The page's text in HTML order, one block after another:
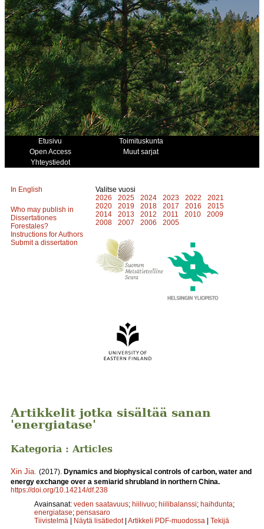
Etusivu
Toimituskunta
Open Access
Muut sarjat
Yhteystiedot
In English
Who may publish in
Dissertationes
Forestales?
Instructions for Authors
Submit a dissertation
Valitse vuosi
2026
2025 2024 2023 2022
2021
2020
2019 2018 2017 2016
2015
2014
2013 2012 2011 2010
2009
2008
2007 2006 2005
Artikkelit jotka sisältää sanan
'energiatase'
Kategoria : Articles
Xin Jia (2017). Dynamics and biophysical controls of carbon, water and
energy exchange over a semiarid shrubland in northern China.
https://doi.org/10.14214/df.238
Avainsanat: veden saatavuus; hiilivuo; hiilibalanssi; haihdunta;
energiatase; pensasaro
Tiivistelmä | Näytä lisätiedot | Artikkeli PDF-muodossa | Tekijä